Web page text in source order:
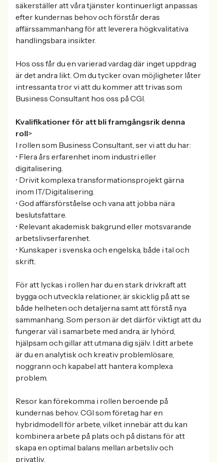
säkerställer att våra tjänster kontinuerligt anpassas
efter kundernas behov och förstår deras
affärssammanhang för att leverera högkvalitativa
handlingsbara insikter.
Hos oss får du en varierad vardag där inget uppdrag
är det andra likt. Om du tycker ovan möjligheter låter
intressanta tror vi att du kommer att trivas som
Business Consultant hos oss på CGI.
Kvalifikationer för att bli framgångsrik denna
roll>
I rollen som Business Consultant, ser vi att du har:
• Flera års erfarenhet inom industri eller
digitalisering.
• Drivit komplexa transformationsprojekt gärna
inom IT/Digitalisering.
• God affärsförståelse och vana att jobba nära
beslutsfattare.
• Relevant akademisk bakgrund eller motsvarande
arbetslivserfarenhet.
• Kunskaper i svenska och engelska, både i tal och
skrift.
För att lyckas i rollen har du en stark drivkraft att
bygga och utveckla relationer, är skicklig på att se
både helheten och detaljerna samt att förstå nya
sammanhang. Som person är det därför viktigt att du
fungerar väl i samarbete med andra, är lyhörd,
hjälpsam och gillar att utmana dig själv. I ditt arbete
är du en analytisk och kreativ problemlösare,
noggrann och kapabel att hantera komplexa
problem.
Resor kan förekomma i rollen beroende på
kundernas behov. CGI som företag har en
hybridmodell för arbete, vilket innebär att du kan
kombinera arbete på plats och på distans för att
skapa en optimal balans mellan arbetsliv och
privatliv.